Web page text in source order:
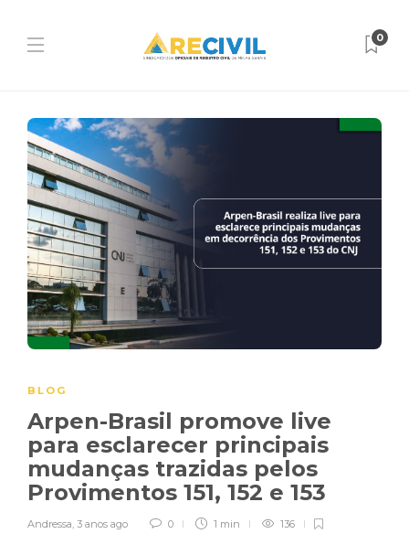
0
BLOG
Arpen-Brasil promove live
para esclarecer principais
mudanças trazidas pelos
Provimentos 151, 152 e 153
Andressa, 3 anos ago 0 1 min 136